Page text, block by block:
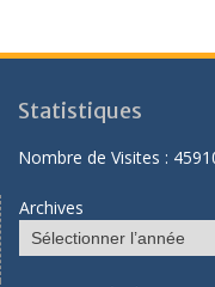
Statistiques
Nombre de Visites :
Archives